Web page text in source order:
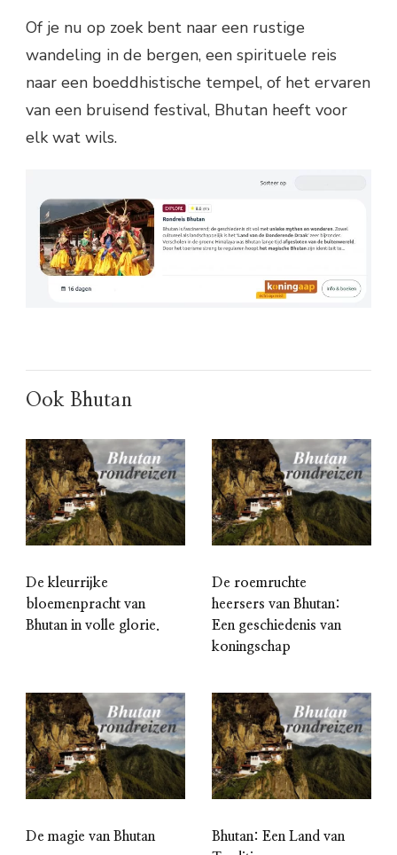
Of je nu op zoek bent naar een rustige
wandeling in de bergen, een spirituele reis
naar een boeddhistische tempel, of het ervaren
van een bruisend festival, Bhutan heeft voor
elk wat wils.
Ook Bhutan
De kleurrijke
bloemenpracht van
Bhutan in volle glorie.
De roemruchte
heersers van Bhutan:
Een geschiedenis van
koningschap
De magie van Bhutan
Bhutan: Een Land van